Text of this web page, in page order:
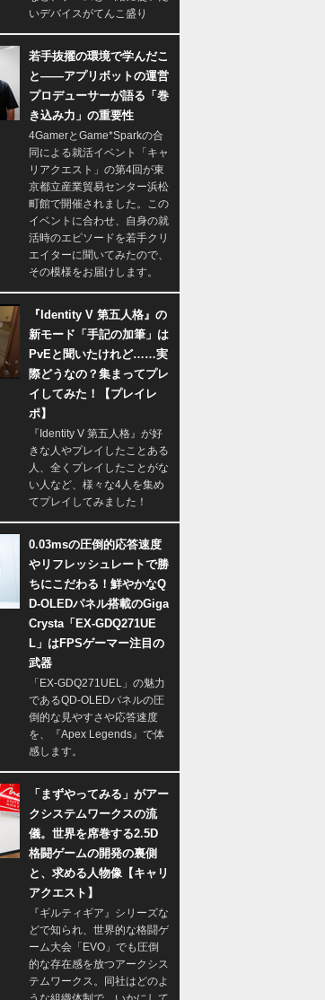
いデバイスがてんこ盛り
若手抜擢の環境で学んだこ
と――アプリボットの運営
プロデューサーが語る「巻
き込み力」の重要性
4GamerとGame*Sparkの合
同による就活イベント「キャ
リアクエスト」の第4回が東
京都立産業貿易センター浜松
町館で開催されました。この
イベントに合わせ、自身の就
活時のエピソードを若手クリ
エイターに聞いてみたので、
その模様をお届けします。
『Identity V 第五人格』の
新モード「手記の加筆」は
PvEと聞いたけれど……実
際どうなの？集まってプレ
イしてみた！【プレイレ
ポ】
『Identity V 第五人格』が好
きな人やプレイしたことある
人、全くプレイしたことがな
い人など、様々な4人を集め
てプレイしてみました！
0.03msの圧倒的応答速度
やリフレッシュレートで勝
ちにこだわる！鮮やかなQ
D-OLEDパネル搭載のGiga
Crysta「EX-GDQ271UE
L」はFPSゲーマー注目の
武器
「EX-GDQ271UEL」の魅力
であるQD-OLEDパネルの圧
倒的な見やすさや応答速度
を、『Apex Legends』で体
感します。
「まずやってみる」がアー
クシステムワークスの流
儀。世界を席巻する2.5D
格闘ゲームの開発の裏側
と、求める人物像【キャリ
アクエスト】
『ギルティギア』シリーズな
どで知られ、世界的な格闘ゲ
ーム大会「EVO」でも圧倒
的な存在感を放つアークシス
テムワークス。同社はどのよ